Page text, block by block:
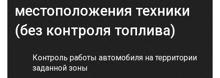
местоположения техники
(без контроля топлива)
Контроль работы автомобиля на территории
заданной зоны